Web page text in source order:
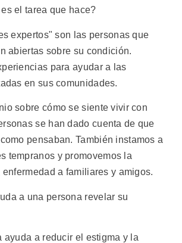
el tarea que hace?
expertos" son las personas que
abiertas sobre su condición.
para ayudar a las
en sus comunidades.
sobre cómo se siente vivir con
se han dado cuenta de que
pensaban. También instamos a
tempranos y promovemos la
a familiares y amigos.
a una persona revelar su
ayuda a reducir el estigma y la